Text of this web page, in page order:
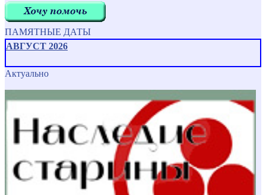
ПАМЯТНЫЕ ДАТЫ
АВГУСТ 2026
Актуально